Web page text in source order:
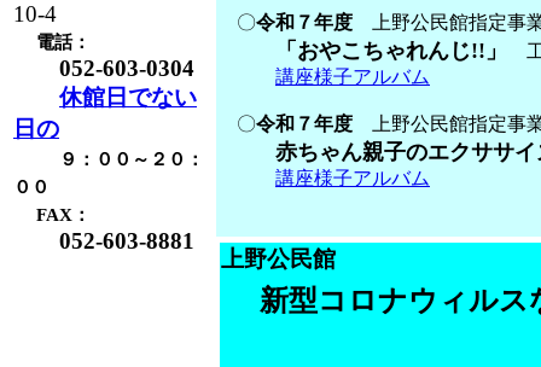
10-4
電話：
052-603-0304
休館日でない
日の
９：００～２０：
００
FAX：
052-603-8881
〇令和７年度 上野公民館指定
「おやこちゃれんじ!!」
工
講座様子アルバム
〇令和７年度 上野公民館指定事
赤ちゃん親子のエクササイ
講座様子アルバム
上野公民館
新型コロナウィルス